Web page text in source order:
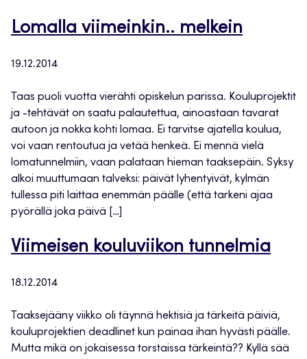
Lomalla viimeinkin.. melkein
19.12.2014
Taas puoli vuotta vierähti opiskelun parissa. Kouluprojektit
ja -tehtävät on saatu palautettua, ainoastaan tavarat
autoon ja nokka kohti lomaa. Ei tarvitse ajatella koulua,
voi vaan rentoutua ja vetää henkeä. Ei mennä vielä
lomatunnelmiin, vaan palataan hieman taaksepäin. Syksy
alkoi muuttumaan talveksi: päivät lyhentyivät, kylmän
tullessa piti laittaa enemmän päälle (että tarkeni ajaa
pyörällä joka päivä […]
Viimeisen kouluviikon tunnelmia
18.12.2014
Taaksejääny viikko oli täynnä hektisiä ja tärkeitä päiviä,
kouluprojektien deadlinet kun painaa ihan hyvästi päälle.
Mutta mikä on jokaisessa torstaissa tärkeintä?? Kyllä sää